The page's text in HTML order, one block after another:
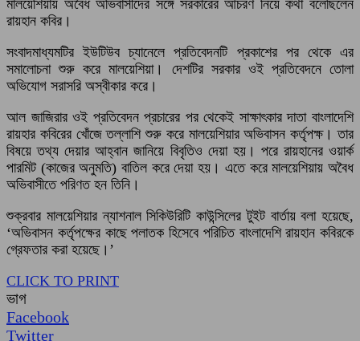
মালয়েশিয়ায় অবৈধ অভিবাসীদের সঙ্গে সরকারের আচরণ নিয়ে কথা বলেছিলেন
রায়হান কবির।
সংবাদমাধ্যমটির ইউটিউব চ্যানেলে প্রতিবেদনটি প্রকাশের পর থেকে এর
সমালোচনা শুরু করে মালয়েশিয়া। দেশটির সরকার ওই প্রতিবেদনে তোলা
অভিযোগ সরাসরি অস্বীকার করে।
আল জাজিরার ওই প্রতিবেদন প্রচারের পর থেকেই সাক্ষাৎকার দাতা বাংলাদেশি
রায়হার কবিরের খোঁজে তল্লাশি শুরু করে মালয়েশিয়ার অভিবাসন কর্তৃপক্ষ। তার
বিষয়ে তথ্য দেয়ার আহ্বান জানিয়ে বিবৃতিও দেয়া হয়। পরে রায়হানের ওয়ার্ক
পারমিট (কাজের অনুমতি) বাতিল করে দেয়া হয়। এতে করে মালয়েশিয়ায় অবৈধ
অভিবাসীতে পরিণত হন তিনি।
শুক্রবার মালয়েশিয়ার ন্যাশনাল সিকিউরিটি কাউন্সিলের টুইট বার্তায় বলা হয়েছে,
‘অভিবাসন কর্তৃপক্ষের কাছে পলাতক হিসেবে পরিচিত বাংলাদেশি রায়হান কবিরকে
গ্রেফতার করা হয়েছে।’
CLICK TO PRINT
ভাগ
Facebook
Twitter